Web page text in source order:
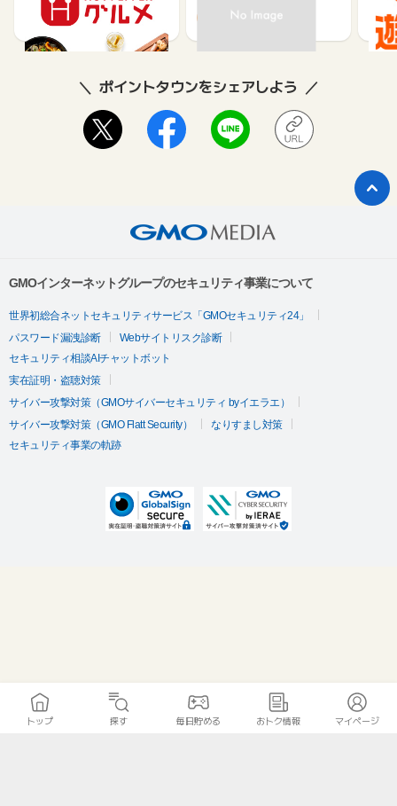
85 80
ポイントタウンをシェアしよう
GMOインターネットグループのセキュリティ事業について
世界初総合ネットセキュリティサービス「GMOセキュリティ24」
パスワード漏洩診断
Webサイトリスク診断
セキュリティ相談AIチャットボット
実在証明・盗聴対策
サイバー攻撃対策（GMOサイバーセキュリティ byイエラエ）
サイバー攻撃対策（GMO Flatt Security）
なりすまし対策
セキュリティ事業の軌跡
トップ 探す 毎日貯める おトク情報 マイページ